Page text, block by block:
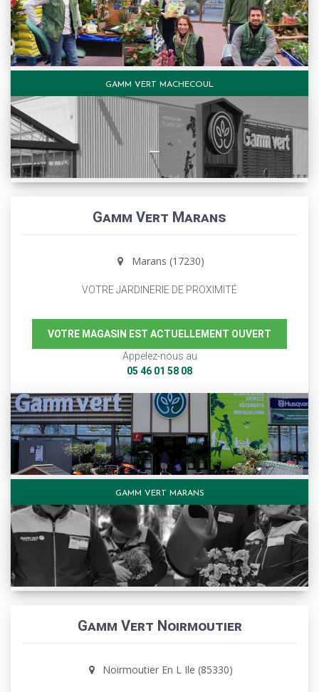
GAMM VERT MACHECOUL
Gamm Vert Marans
Marans (17230)
VOTRE JARDINERIE DE PROXIMITÉ
VOTRE MAGASIN EST ACTUELLEMENT OUVERT
Appelez-nous au
05 46 01 58 08
GAMM VERT MARANS
Gamm Vert Noirmoutier
Noirmoutier En L Ile (85330)